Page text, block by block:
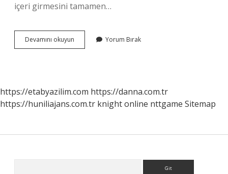
içeri girmesini tamamen…
Devamını okuyun
Perde
Yorum Bırak
https://etabyazilim.com https://danna.com.tr
https://huniliajans.com.tr knight online nttgame Sitemap